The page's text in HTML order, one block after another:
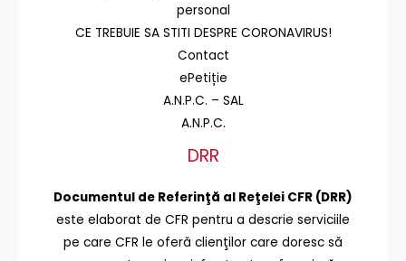
personal
CE TREBUIE SA STITI DESPRE CORONAVIRUS!
Contact
ePetiție
A.N.P.C. – SAL
A.N.P.C.
DRR
Documentul de Referinţă al Reţelei CFR (DRR)
este elaborat de CFR pentru a descrie serviciile
pe care CFR le oferă clienţilor care doresc să